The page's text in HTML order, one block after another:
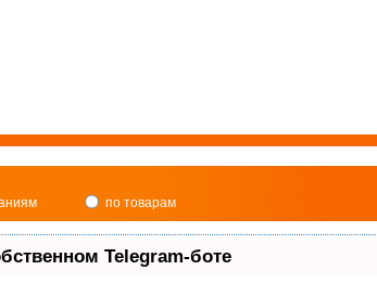
по товарам
Telegram-боте